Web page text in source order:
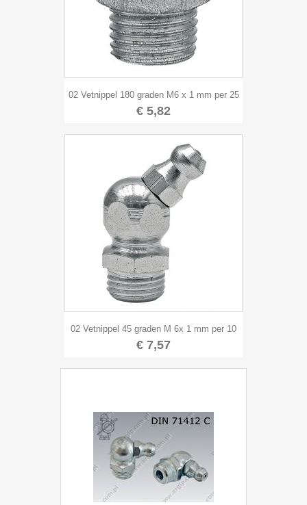
02 Vetnippel 180 graden M6 x 1 mm per 25
€ 5,82
02 Vetnippel 45 graden M 6x 1 mm per 10
€ 7,57